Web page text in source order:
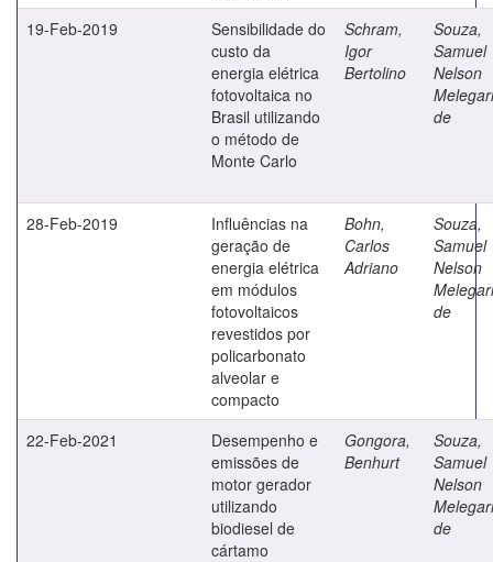
19-Feb-2019
Sensibilidade do
custo da
energia elétrica
fotovoltaica no
Brasil utilizando
o método de
Monte Carlo
Schram,
Igor
Bertolino
Souza,
Samuel
Nelson
Melegari
de
28-Feb-2019
Influências na
geração de
energia elétrica
em módulos
fotovoltaicos
revestidos por
policarbonato
alveolar e
compacto
Bohn,
Carlos
Adriano
Souza,
Samuel
Nelson
Melegari
de
22-Feb-2021
Desempenho e
emissões de
motor gerador
utilizando
biodiesel de
cártamo
Gongora,
Benhurt
Souza,
Samuel
Nelson
Melegari
de